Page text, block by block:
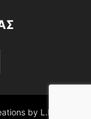
by L.K